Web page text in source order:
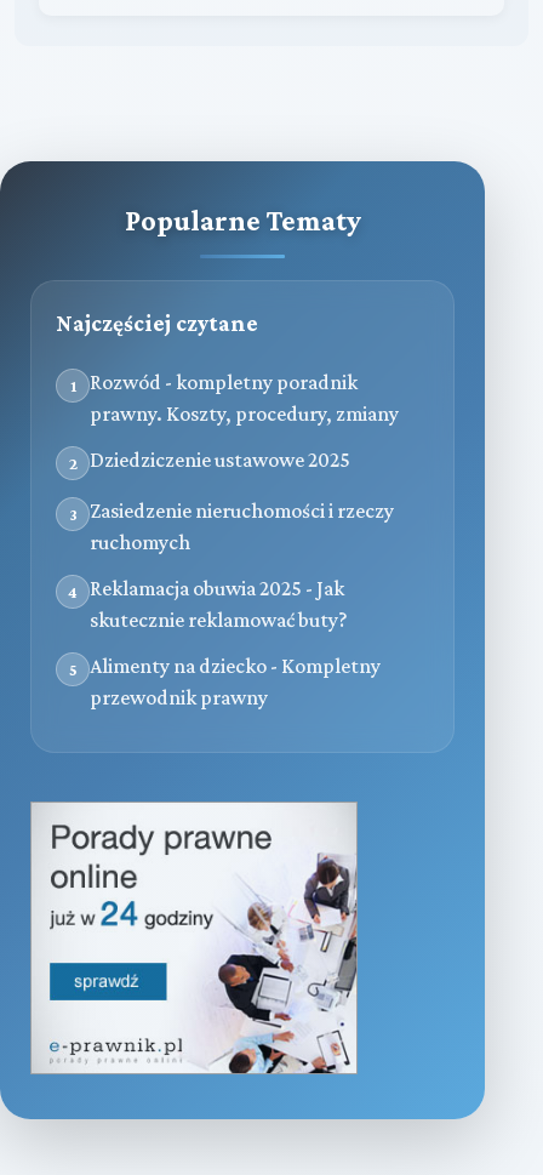
Popularne Tematy
Najczęściej czytane
1
Rozwód - kompletny poradnik
prawny. Koszty, procedury, zmiany
2 Dziedziczenie ustawowe 2025
3
Zasiedzenie nieruchomości i rzeczy
ruchomych
4
Reklamacja obuwia 2025 - Jak
skutecznie reklamować buty?
5
Alimenty na dziecko - Kompletny
przewodnik prawny